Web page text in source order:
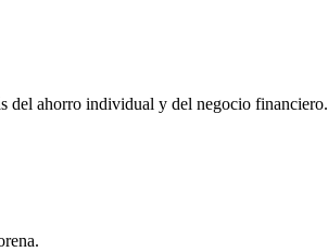
del ahorro individual y del negocio financiero.